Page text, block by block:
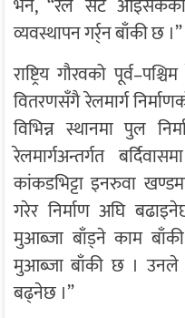
भने, “रेल सेट आइसकेको
व्यवस्थापन गर्र्न बाँकी छ ।”
राष्ट्रिय गौरवको
वितरणसँगै रेलमार्ग
विभिन्न स्थानमा पुल
रेलमार्गअन्तर्गत
कांकडभिट्टा इनरुवा
गरेर निर्माण अघि
मुआब्जा बाँड्ने काम
मुआब्जा बाँकी छ । उनले
बढ्नेछ ।”